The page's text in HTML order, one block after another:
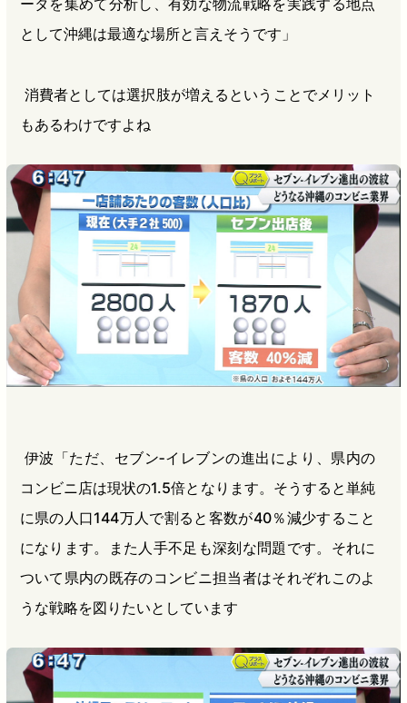
ータを集めて分析し、有効な物流戦略を実践する地点
として沖縄は最適な場所と言えそうです」
消費者としては選択肢が増えるということでメリット
もあるわけですよね
伊波「ただ、セブン‐イレブンの進出により、県内の
コンビニ店は現状の1.5倍となります。そうすると単純
に県の人口144万人で割ると客数が40％減少すること
になります。また人手不足も深刻な問題です。それに
ついて県内の既存のコンビニ担当者はそれぞれこのよ
うな戦略を図りたいとしています